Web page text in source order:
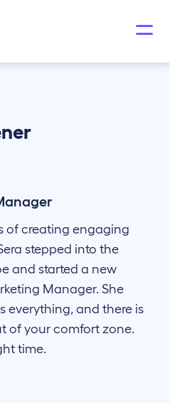
of creating engaging
stepped into the
and started a new
Manager. She
everything, and there is
of your comfort zone.
time.